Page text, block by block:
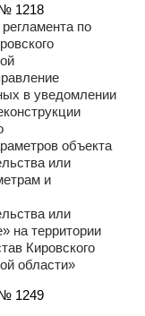
№ 1218
по
в уведомлении
объекта
или
и
или
на территории
Кировского
области»
№ 1249